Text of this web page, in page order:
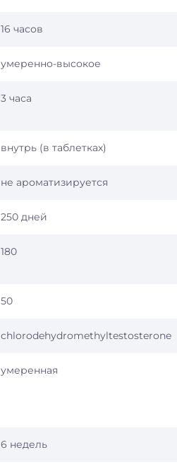
16 часов
умеренно-высокое
3 часа
внутрь (в таблетках)
не ароматизируется
250 дней
180
50
chlorodehydromethyltestosterone
умеренная
6 недель